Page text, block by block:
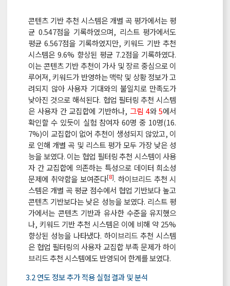
콘텐츠 기반 추천 시스템은 개별 곡 평가에서는 평
균 0.547점을 기록하였으며, 리스트 평가에서도
평균 6.567점을 기록하였지만, 키워드 기반 추천
시스템은 9.6% 향상된 평균 7.2점을 기록하였다.
이는 콘텐츠 기반 추천이 가사 및 장르 중심으로 이
루어져, 키워드가 반영하는 맥락 및 상황 정보가 고
려되지 않아 사용자 기대와의 불일치로 만족도가
낮아진 것으로 해석된다. 협업 필터링 추천 시스템
은 사용자 간 교집합에 기반하나, 그림 4와5에서
확인할 수 있듯이 실험 참여자 60명 중 10명(16.
7%)이 교집합이 없어 추천이 생성되지 않았고, 이
로 인해 개별 곡 및 리스트 평가 모두 가장 낮은 성
능을 보였다. 이는 협업 필터링 추천 시스템이 사용
자 간 교집합에 의존하는 특성으로 데이터 희소성
문제에 취약함을 보여준다[8]. 하이브리드 추천 시
스템은 개별 곡 평균 점수에서 협업 기반보다 높고
콘텐츠 기반보다는 낮은 성능을 보였다. 리스트 평
가에서는 콘텐츠 기반과 유사한 수준을 유지했으
나, 키워드 기반 추천 시스템은 이에 비해 약 25%
향상된 성능을 나타냈다. 하이브리드 추천 시스템
은 협업 필터링의 사용자 교집합 부족 문제가 하이
브리드 추천 시스템에도 반영되어 한계를 보였다.
3.2 연도 정보 추가 적용 실험 결과 및 분석